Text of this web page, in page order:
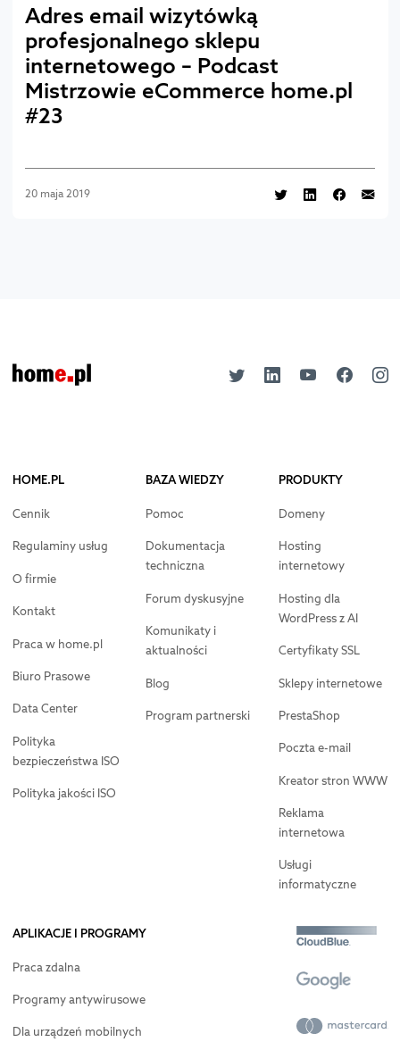
Adres email wizytówką
profesjonalnego sklepu
internetowego – Podcast
Mistrzowie eCommerce home.pl
#23
20 maja 2019
HOME.PL
Cennik
Regulaminy usług
O firmie
Kontakt
Praca w home.pl
Biuro Prasowe
Data Center
Polityka
bezpieczeństwa ISO
Polityka jakości ISO
BAZA WIEDZY
Pomoc
Dokumentacja
techniczna
Forum dyskusyjne
Komunikaty i
aktualności
Blog
Program partnerski
PRODUKTY
Domeny
Hosting
internetowy
Hosting dla
WordPress z AI
Certyfikaty SSL
Sklepy internetowe
PrestaShop
Poczta e-mail
Kreator stron WWW
Reklama
internetowa
Usługi
informatyczne
APLIKACJE I PROGRAMY
Praca zdalna
Programy antywirusowe
Dla urządzeń mobilnych